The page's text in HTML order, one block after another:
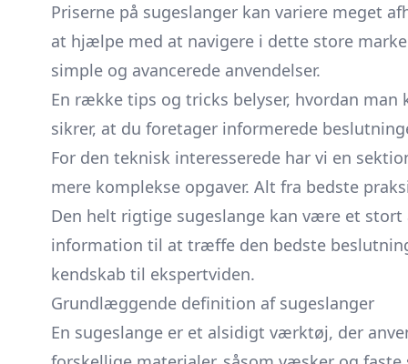
Priserne på sugeslanger kan variere meget
at hjælpe med at navigere i dette store
simple og avancerede anvendelser.
En række tips og tricks belyser, hvordan
sikrer, at du foretager informerede
For den teknisk interesserede har vi en
mere komplekse opgaver. Alt fra bedste
Den helt rigtige sugeslange kan være et
information til at træffe den bedste
kendskab til ekspertviden.
Grundlæggende definition af sugeslanger
En sugeslange er et alsidigt værktøj, der